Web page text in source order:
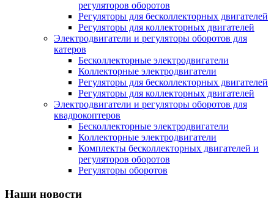
регуляторов оборотов
Регуляторы для бесколлекторных двигателей
Регуляторы для коллекторных двигателей
Электродвигатели и регуляторы оборотов для
катеров
Бесколлекторные электродвигатели
Коллекторные электродвигатели
Регуляторы для бесколлекторных двигателей
Регуляторы для коллекторных двигателей
Электродвигатели и регуляторы оборотов для
квадрокоптеров
Бесколлекторные электродвигатели
Коллекторные электродвигатели
Комплекты бесколлекторных двигателей и
регуляторов оборотов
Регуляторы оборотов
Наши новости